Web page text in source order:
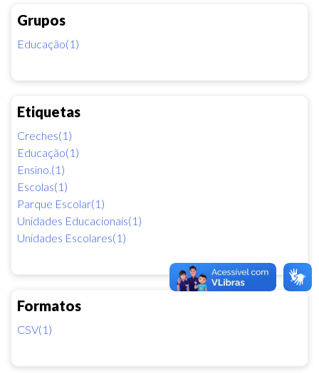
Grupos
Educação(1)
Etiquetas
Creches(1)
Educação(1)
Ensino.(1)
Escolas(1)
Parque Escolar(1)
Unidades Educacionais(1)
Unidades Escolares(1)
Formatos
CSV(1)